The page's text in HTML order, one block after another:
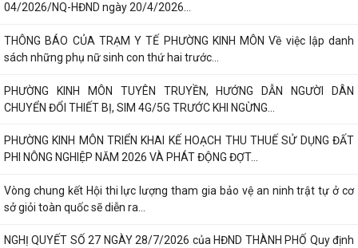
04/2026/NQ-HĐND ngày 20/4/2026...
THÔNG BÁO CỦA TRẠM Y TẾ PHƯỜNG KINH MÔN Về việc lập danh
sách những phụ nữ sinh con thứ hai trước...
PHƯỜNG KINH MÔN TUYÊN TRUYỀN, HƯỚNG DẪN NGƯỜI DÂN
CHUYỂN ĐỔI THIẾT BỊ, SIM 4G/5G TRƯỚC KHI NGỪNG...
PHƯỜNG KINH MÔN TRIỂN KHAI KẾ HOẠCH THU THUẾ SỬ DỤNG ĐẤT
PHI NÔNG NGHIỆP NĂM 2026 VÀ PHÁT ĐỘNG ĐỢT...
Vòng chung kết Hội thi lực lượng tham gia bảo vệ an ninh trật tự ở cơ
sở giỏi toàn quốc sẽ diễn ra...
NGHỊ QUYẾT SỐ 27 NGÀY 28/7/2026 của HĐND THÀNH PHỐ Quy định